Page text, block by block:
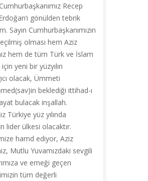
Recep
gönülden tebrik
Sayın Cumhurbaşkanımızın
olması hem Aziz
hem de tüm Türk ve İslam
için yeni bir yüzyılın
olacak, Ümmeti
beklediği ittihad-ı
bulacak inşallah.
Türkiye yüz yılında
lider ülkesi olacaktır.
hamd ediyor, Aziz
Mutlu Yuvamızdaki sevgili
ve emeği geçen
tüm değerli